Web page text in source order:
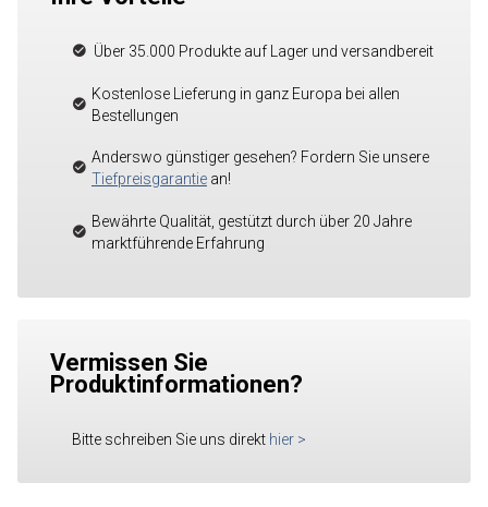
Über 35.000 Produkte auf Lager und versandbereit
Kostenlose Lieferung in ganz Europa bei allen
Bestellungen
Anderswo günstiger gesehen? Fordern Sie unsere
Tiefpreisgarantie an!
Bewährte Qualität, gestützt durch über 20 Jahre
marktführende Erfahrung
Vermissen Sie
Produktinformationen?
Bitte schreiben Sie uns direkt hier >